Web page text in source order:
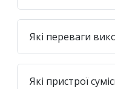
Які переваги
Які пристрої